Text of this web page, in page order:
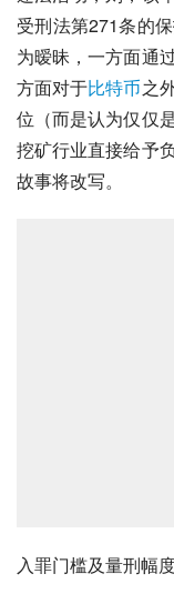
受刑法第271条的
为暧昧，一方面通
方面对于比特币之
位（而是认为仅仅
挖矿行业直接给予
故事将改写。
入罪门槛及量刑幅